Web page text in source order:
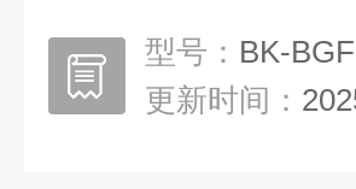
型号： BK-
更新时间：